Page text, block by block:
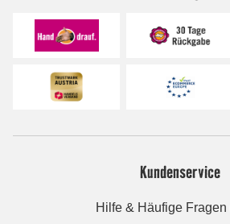
Kundenservice
Hilfe & Häufige Fragen